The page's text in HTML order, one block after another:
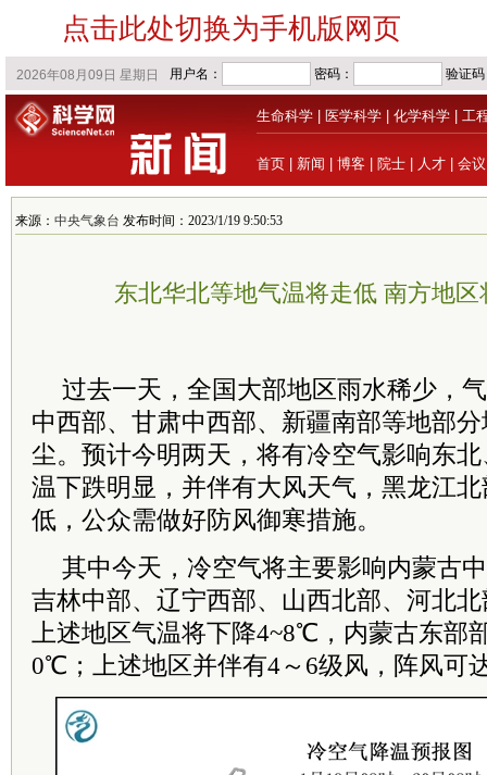
点击此处切换为手机版网页
生命科学 医学科学 化学科学 工
首页 新闻 博客 院士 人才 会议
来源： 中央气象台 发布时间：2023/1/19 9:50:53
东北华北等地气温将走低 南方地
过去一天，全国大部地区雨水稀少，
中西部、甘肃中西部、新疆南部等地部
尘。预计今明两天，将有冷空气影响东
温下跌明显，并伴有大风天气，黑龙江
低，公众需做好防风御寒措施。
其中今天，冷空气将主要影响内蒙古
吉林中部、辽宁西部、山西北部、河北
上述地区气温将下降4~8℃，内蒙古东部
0℃；上述地区并伴有4～6级风，阵风可